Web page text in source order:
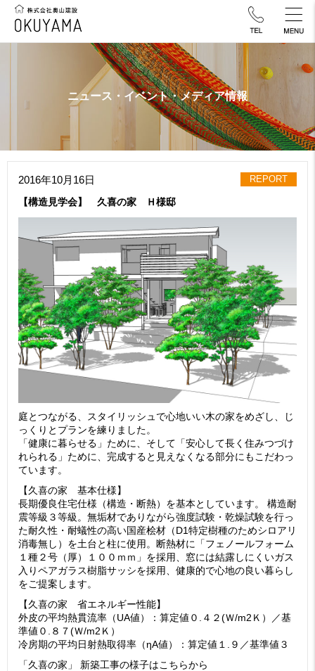
ニュース・イベント・メディア情報
2016年10月16日 REPORT
【構造見学会】 久喜の家 Ｈ様邸
庭とつながる、スタイリッシュで心地いい木の家をめざし、じ
っくりとプランを練りました。
「健康に暮らせる」ために、そして「安心して長く住みつづけ
れられる」ために、完成すると見えなくなる部分にもこだわっ
ています。
【久喜の家 基本仕様】
長期優良住宅仕様（構造・断熱）を基本としています。 構造耐
震等級３等級。無垢材でありながら強度試験・乾燥試験を行っ
た耐久性・耐蟻性の高い国産桧材（D1特定樹種のためシロアリ
消毒無し）を土台と柱に使用。断熱材に「フェノールフォーム
１種２号（厚）１００ｍｍ」を採用、窓には結露しにくいガス
入りペアガラス樹脂サッシを採用、健康的で心地の良い暮らし
をご提案します。
【久喜の家 省エネルギー性能】
外皮の平均熱貫流率（UA値）：算定値０.４２(Ｗ/m2Ｋ）／基
準値０.８７(Ｗ/m2Ｋ）
冷房期の平均日射熱取得率（ηA値）：算定値１.９／基準値３
「久喜の家」 新築工事の様子はこちらから